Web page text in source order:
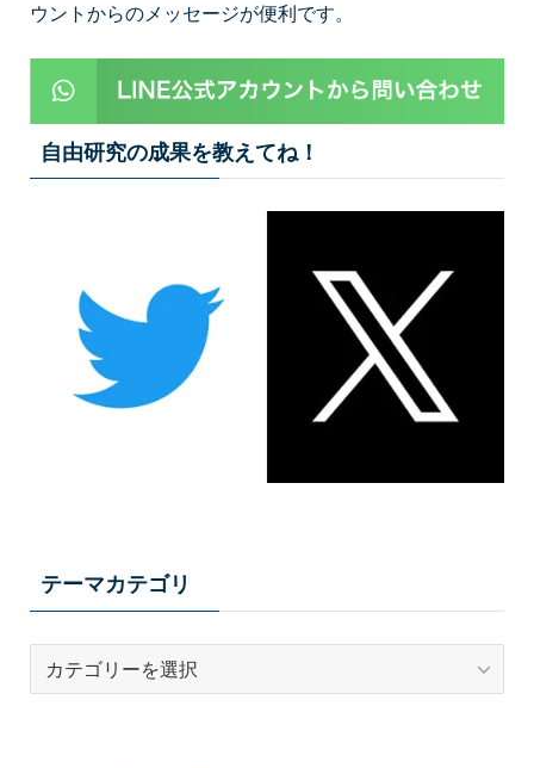
ウントからのメッセージが便利です。
自由研究の成果を教えてね！
テーマカテゴリ